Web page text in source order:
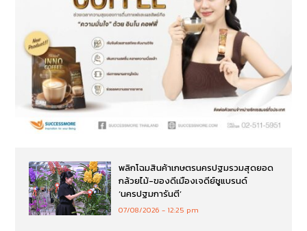
พลิกโฉมสินค้าเกษตรนครปฐมรวมสุดยอด
กล้วยไม้-ของดีเมืองเจดีย์ชูแบรนด์
‘นครปฐมการันตี’
07/08/2026 12:25 pm